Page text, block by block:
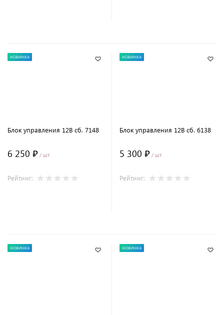
НОВИНКА
Блок управления 12В сб. 7148
6 250 ₽ / шт
Рейтинг:
НОВИНКА
Блок управления 12В сб. 6138
5 300 ₽ / шт
Рейтинг:
НОВИНКА НОВИНКА